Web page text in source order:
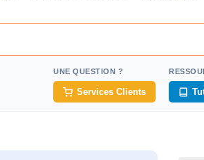
UNE QUESTION ?
Services Clients